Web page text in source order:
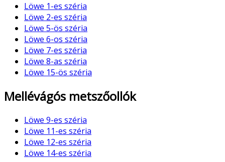
Löwe 1-es széria
Löwe 2-es széria
Löwe 5-ös széria
Löwe 6-os széria
Löwe 7-es széria
Löwe 8-as széria
Löwe 15-ös széria
Mellévágós metszőollók
Löwe 9-es széria
Löwe 11-es széria
Löwe 12-es széria
Löwe 14-es széria